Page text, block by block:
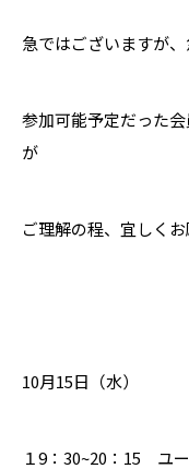
急ではございますが
参加可能予定だった
が
ご理解の程、宜しくお
10月15日（水）
１9：30~20：15 ユ